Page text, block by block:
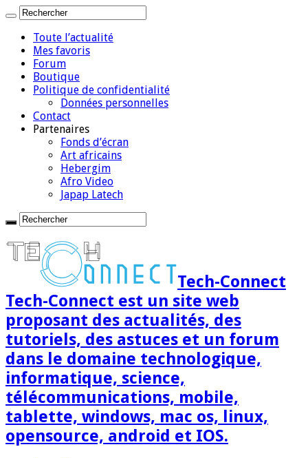
Toute l’actualité
Mes favoris
Forum
Boutique
Politique de confidentialité
Données personnelles
Contact
Partenaires
Fonds d’écran
Art africains
Hebergim
Afro Video
Japap Latech
Tech-Connect
Tech-Connect est un site web
proposant des actualités, des
tutoriels, des astuces et un forum
dans le domaine technologique,
informatique, science,
télécommunications, mobile,
tablette, windows, mac os, linux,
opensource, android et IOS.